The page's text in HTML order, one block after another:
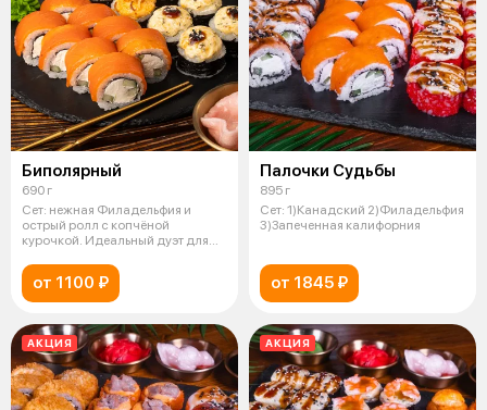
Биполярный
690 г
Сет: нежная Филадельфия и
острый ролл с копчёной
курочкой. Идеальный дуэт для
от 1100 ₽
Палочки Судьбы
895 г
Сет: 1)Канадский 2)Филадельфия
3)Запеченная калифорния
от 1845 ₽
АКЦИЯ АКЦИЯ